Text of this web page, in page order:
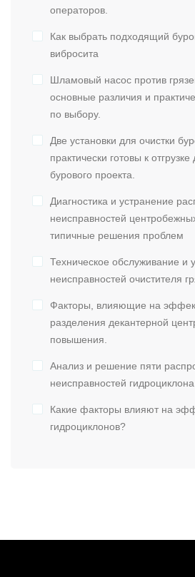
операторов.
Как выбрать подходящий
вибросита
Шламовый насос против
основные различия и
по выбору.
Две установки для очистки
практически готовы к
бурового проекта.
Диагностика и устранение
неисправностей
типичные решения проблем
Техническое обслуживание и
неисправностей очистителя
Факторы, влияющие на
разделения декантерной
повышения.
Анализ и решение пяти
неисправностей гидроциклона
Какие факторы влияют на
гидроциклонов?